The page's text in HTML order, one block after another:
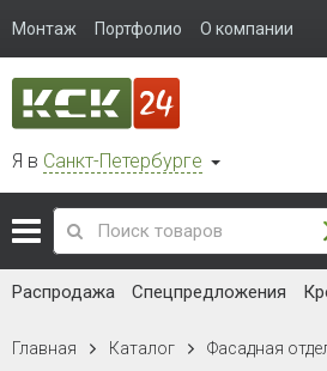
Монтаж Портфолио О компании
Я в Санкт-Петербурге
Распродажа Спецпредложения
Главная Каталог Фасадная